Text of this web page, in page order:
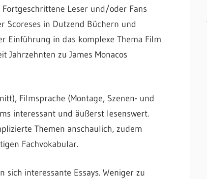
Leser und/oder Fans
Scoreses in Dutzend Büchern und
Einführung in das komplexe Thema Film
Jahrzehnten zu James Monacos
Filmsprache (Montage, Szenen- und
interessant und äußerst lesenswert.
Themen anschaulich, zudem
Fachvokabular.
interessante Essays. Weniger zu